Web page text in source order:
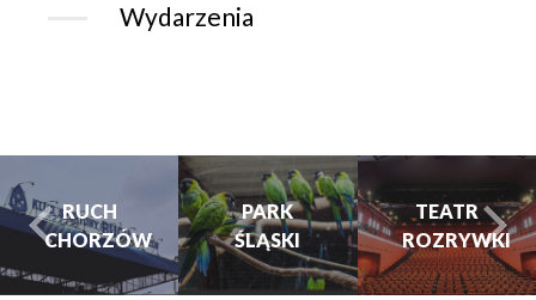
Wydarzenia
RUCH
CHORZÓW
PARK
ŚLĄSKI
TEATR
ROZRYWKI
turysta.Previous